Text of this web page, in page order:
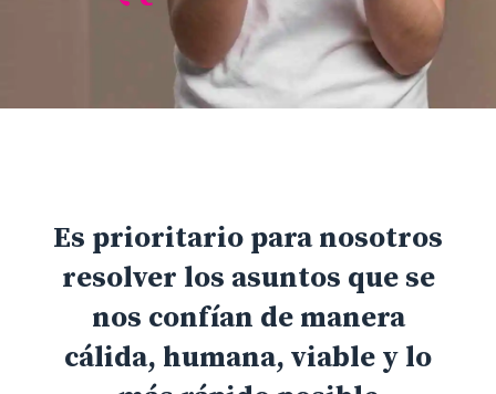
Es prioritario para nosotros
resolver los asuntos que se
nos confían de manera
cálida, humana, viable y lo